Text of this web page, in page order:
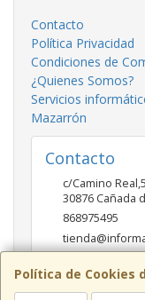
Política de Cookies
Contacto
Política Privacidad
Condiciones de
¿Quienes Somos?
Servicios
Mazarrón
Contacto
c/Camino
30876 Cañada
868975495